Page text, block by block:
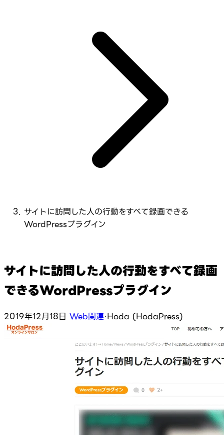
サイトに訪問した人の行動をすべて録画できる
WordPressプラグイン
サイトに訪問した人の行動をすべて録画
できるWordPressプラグイン
2019年12月18日 Web関連·Hoda (HodaPress)